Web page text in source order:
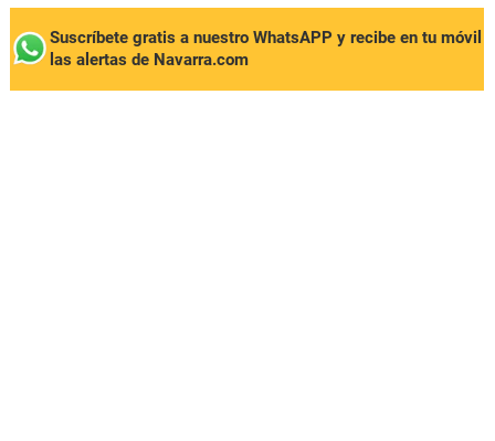
Suscríbete gratis a nuestro WhatsAPP y recibe en tu móvil
las alertas de Navarra.com